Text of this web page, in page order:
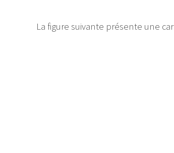
La figure suivante présente une